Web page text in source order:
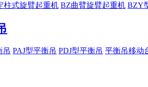
柱式旋臂起重机 BZ曲臂旋臂起重机 BZY
吊 PAJ型平衡吊 PDJ型平衡吊 平衡吊移动